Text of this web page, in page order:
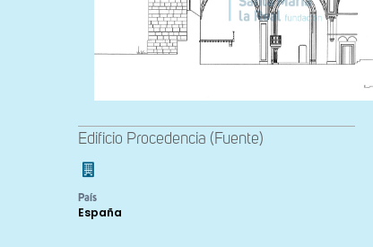
Edificio Procedencia (Fuente)
País
España